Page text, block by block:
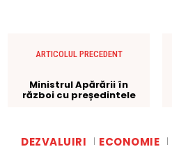
ARTICOLUL PRECEDENT
Ministrul Apărării în
război cu președintele